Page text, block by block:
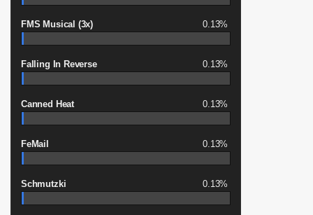
FMS Musical (3x) 0.13%
Falling In Reverse 0.13%
Canned Heat 0.13%
FeMail 0.13%
Schmutzki 0.13%